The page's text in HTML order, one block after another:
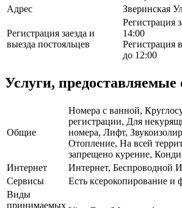
Адрес
Зверинская
Регистрация заезда и
выезда постояльцев
Регистрация
14:00
Регистрация
до 12:00
Услуги, предоставляемые
Общие
Номера с ванной,
регистрации, Для
номера, Лифт,
Отопление, На всей
запрещено курение,
Интернет
Интернет, Беспроводной
Сервисы
Есть ксерокопирование и
Виды
принимаемых